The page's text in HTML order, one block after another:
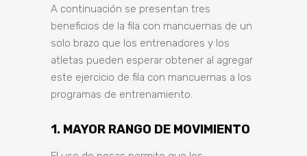
A continuación se presentan tres
beneficios de la fila con mancuernas de un
solo brazo que los entrenadores y los
atletas pueden esperar obtener al agregar
este ejercicio de fila con mancuernas a los
programas de entrenamiento.
1. MAYOR RANGO DE MOVIMIENTO